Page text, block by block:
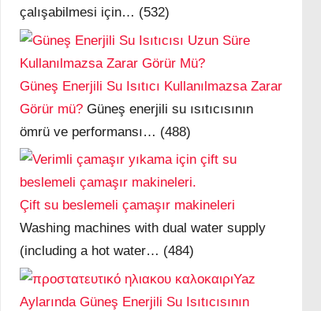
çalışabilmesi için… (532)
Güneş Enerjili Su Isıtıcı Kullanılmazsa Zarar
Görür mü? Güneş enerjili su ısıtıcısının
ömrü ve performansı… (488)
Çift su beslemeli çamaşır makineleri
Washing machines with dual water supply
(including a hot water… (484)
Yaz
Aylarında Güneş Enerjili Su Isıtıcısının